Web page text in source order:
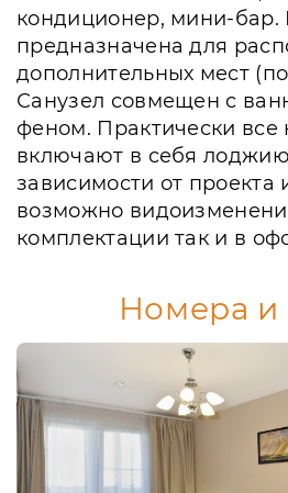
кондиционер, мини-бар.
предназначена для
дополнительных мест
Санузел совмещен с
феном. Практически все
включают в себя
зависимости от проекта
возможно
комплектации так и в
Номера и